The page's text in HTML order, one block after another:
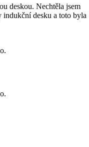
deskou. Nechtěla jsem
desku a toto byla